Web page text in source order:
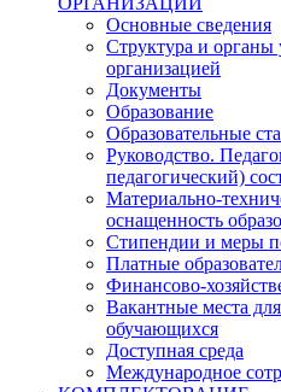
Основные сведения
Структура и органы
организацией
Документы
Образование
Образовательные
Руководство.
педагогический)
Материально-
оснащенность
Стипендии и меры
Платные
Финансово-
Вакантные места
обучающихся
Доступная среда
Международное